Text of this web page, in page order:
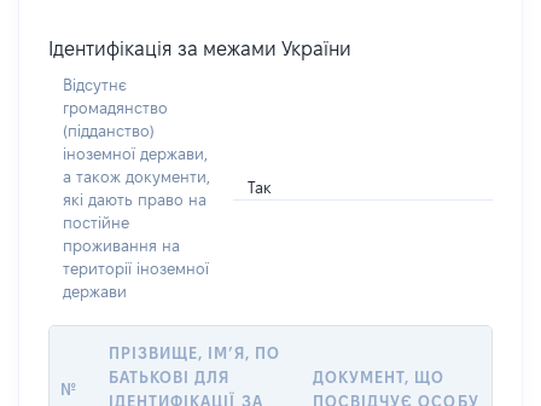
Ідентифікація за межами України
Відсутнє
громадянство
(підданство)
іноземної держави,
а також документи,
які дають право на
постійне
проживання на
території іноземної
держави
Так
№
ПРІЗВИЩЕ, ІМ’Я, ПО
БАТЬКОВІ ДЛЯ
ІДЕНТИФІКАЦІЇ ЗА
ДОКУМЕНТ, ЩО
ПОСВІДЧУЄ ОСОБУ